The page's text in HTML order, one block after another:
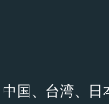
国、台湾、日